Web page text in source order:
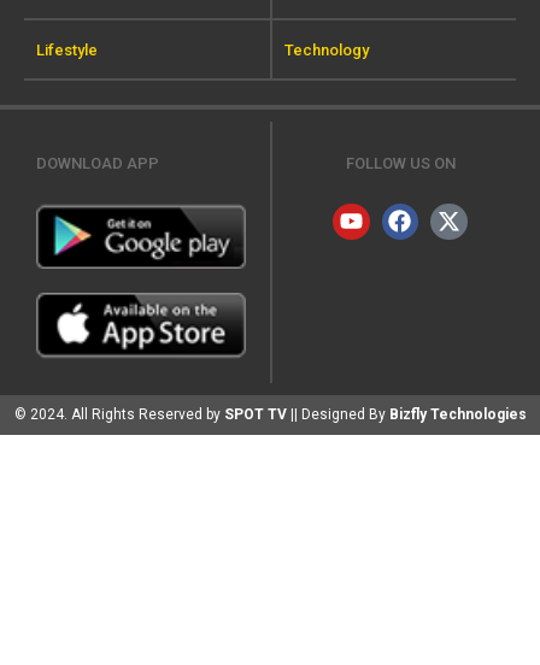
Lifestyle Technology
DOWNLOAD APP FOLLOW US ON
© 2024. All Rights Reserved by SPOT TV || Designed By Bizfly Technologies